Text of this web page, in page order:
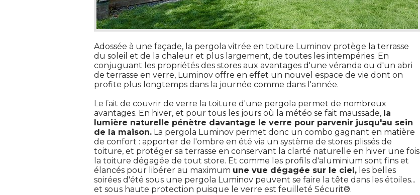
Adossée à une façade, la pergola vitrée en toiture Luminov protège la terrasse
du soleil et de la chaleur et plus largement, de toutes les intempéries. En
conjuguant les propriétés des stores aux avantages d'une véranda ou d'un abri
de terrasse en verre, Luminov offre en effet un nouvel espace de vie dont on
profite plus longtemps dans la journée comme dans l'année.
Le fait de couvrir de verre la toiture d'une pergola permet de nombreux
avantages. En hiver, et pour tous les jours où la météo se fait maussade, la
lumière naturelle pénètre davantage le verre pour parvenir jusqu'au sein
de la maison. La pergola Luminov permet donc un combo gagnant en matière
de confort : apporter de l'ombre en été via un système de stores plissés de
toiture, et protéger sa terrasse en conservant la clarté naturelle en hiver une fois
la toiture dégagée de tout store. Et comme les profils d'aluminium sont fins et
élancés pour libérer au maximum une vue dégagée sur le ciel, les belles
soirées d'été sous une pergola Luminov peuvent se faire la tête dans les étoiles...
et sous haute protection puisque le verre est feuilleté Sécurit®.